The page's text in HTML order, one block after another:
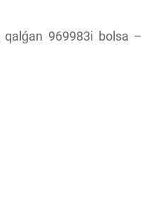
qalǵan 969983i bolsa –